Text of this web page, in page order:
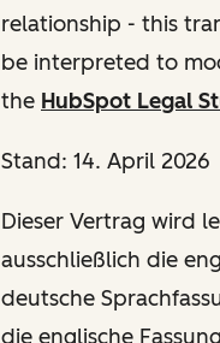
relationship - this
be interpreted to
the HubSpot Legal
Stand: 14. April 2026
Dieser Vertrag wird
ausschließlich die
deutsche
die englische